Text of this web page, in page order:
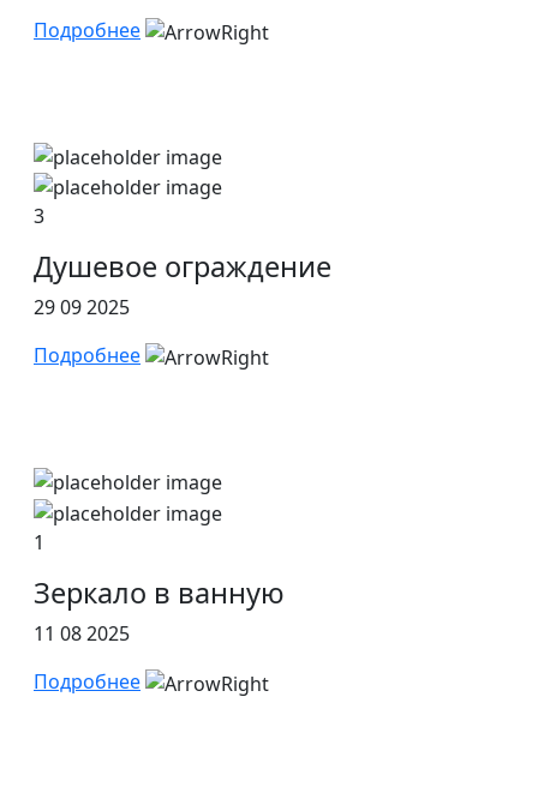
Подробнее
3
Душевое ограждение
29 09 2025
Подробнее
1
Зеркало в ванную
11 08 2025
Подробнее